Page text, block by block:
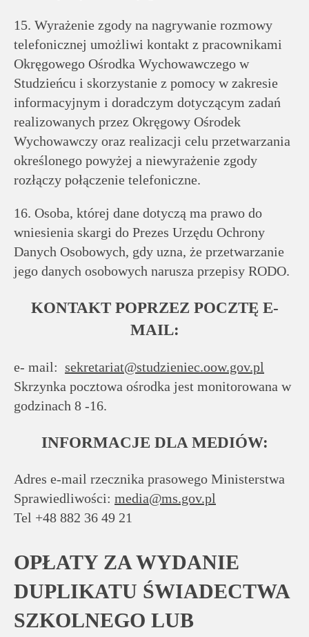
15. Wyrażenie zgody na nagrywanie rozmowy
telefonicznej umożliwi kontakt z pracownikami
Okręgowego Ośrodka Wychowawczego w
Studzieńcu i skorzystanie z pomocy w zakresie
informacyjnym i doradczym dotyczącym zadań
realizowanych przez Okręgowy Ośrodek
Wychowawczy oraz realizacji celu przetwarzania
określonego powyżej a niewyrażenie zgody
rozłączy połączenie telefoniczne.
16. Osoba, której dane dotyczą ma prawo do
wniesienia skargi do Prezes Urzędu Ochrony
Danych Osobowych, gdy uzna, że przetwarzanie
jego danych osobowych narusza przepisy RODO.
KONTAKT POPRZEZ POCZTĘ E-
MAIL:
e- mail: sekretariat@studzieniec.oow.gov.pl
Skrzynka pocztowa ośrodka jest monitorowana w
godzinach 8 -16.
INFORMACJE DLA MEDIÓW:
Adres e-mail rzecznika prasowego Ministerstwa
Sprawiedliwości: media@ms.gov.pl
Tel +48 882 36 49 21
OPŁATY ZA WYDANIE
DUPLIKATU ŚWIADECTWA
SZKOLNEGO LUB